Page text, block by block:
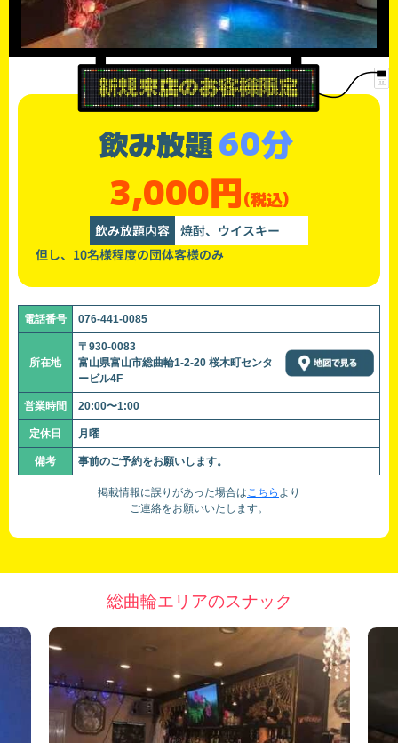
飲み放題60分
3,000円(税込)
飲み放題内容 焼酎、ウイスキー
但し、10名様程度の団体客様のみ
電話番号 076-441-0085
所在地
〒930-0083
富山県富山市総曲輪1-2-20 桜木町センタ
ービル4F
営業時間 20:00〜1:00
定休日 月曜
備考 事前のご予約をお願いします。
掲載情報に誤りがあった場合はこちら より
ご連絡をお願いいたします。
総曲輪エリアのスナック